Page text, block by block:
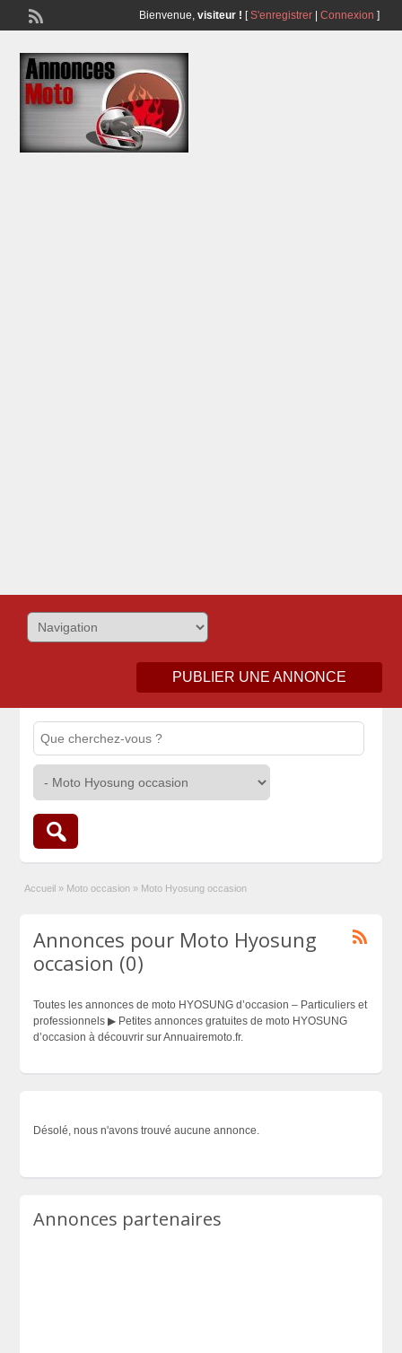
Bienvenue, visiteur ! [S'enregistrer| Connexion ]
PUBLIER UNE ANNONCE
Accueil » Moto occasion » Moto Hyosung occasion
Annonces pour Moto Hyosung
occasion (0)
Toutes les annonces de moto HYOSUNG d’occasion – Particuliers et
professionnels ▶ Petites annonces gratuites de moto HYOSUNG
d’occasion à découvrir sur Annuairemoto.fr.
Désolé, nous n'avons trouvé aucune annonce.
Annonces partenaires